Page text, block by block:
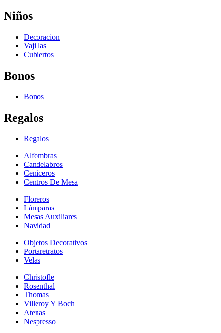
Niños
Decoracion
Vajillas
Cubiertos
Bonos
Bonos
Regalos
Regalos
Alfombras
Candelabros
Ceniceros
Centros De Mesa
Floreros
Lámparas
Mesas Auxiliares
Navidad
Objetos Decorativos
Portaretratos
Velas
Christofle
Rosenthal
Thomas
Villeroy Y Boch
Atenas
Nespresso